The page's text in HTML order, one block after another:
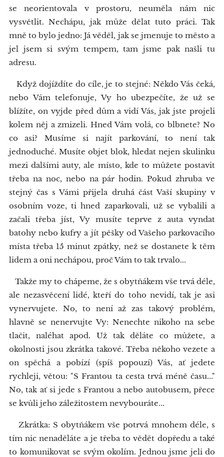
se neorientovala v prostoru, neuměla nám nic
vysvětlit. Nechápu, jak může dělat tuto práci. Tak
mně to bylo jedno: Já věděl, jak se jmenuje to město a
jel jsem si svým tempem, tam jsme pak našli tu
adresu.
Když dojíždíte do cíle, je to stejné: Někdo Vás čeká,
nebo Vám telefonuje, Vy ho ubezpečíte, že už se
blížíte, on vyjde před dům a vidí Vás, jak jste projeli
kolem něj a zmizeli. Hned Vám volá, co blbnete? No
co asi? Musíme si najít parkování, to není tak
jednoduché. Musíte objet blok, hledat nejen skulinku
mezi dalšími auty, ale místo, kde to můžete postavit
třeba na noc, nebo na pár hodin. Pokud zhruba ve
stejný čas s Vámi přijela druhá část Vaší skupiny v
osobním voze, ti hned zaparkovali, už se vybalili a
začali třeba jíst, Vy musíte teprve z auta vyndat
batohy nebo kufry a jít pěšky od Vašeho parkovacího
místa třeba 15 minut zpátky, než se dostanete k těm
lidem a oni nechápou, proč Vám to tak trvalo...
Takže my to chápeme, že s obytňákem vše trvá déle,
ale nezasvěcení lidé, kteří do toho nevidí, tak je asi
vynervujete. No, to není až zas takový problém,
hlavně se nenervujte Vy: Nenechte nikoho na sebe
tlačit, naléhat apod. Už tak děláte co můžete, a
okolnosti jsou zkrátka takové. Třeba někoho vezete a
on spěchá a pobízí (spíš popouzí) Vás, ať jedete
rychleji, větou: "S Frantou ta cesta trvá méně času..."
No, tak ať si jede s Frantou a nebo autobusem, přece
se kvůli jeho záležitostem nevybouráte...
Zkrátka: S obytňákem vše potrvá mnohem déle, s
tím nic nenaděláte a je třeba to vědět dopředu a také
to komunikovat se svým okolím. Jednou jsme jeli do